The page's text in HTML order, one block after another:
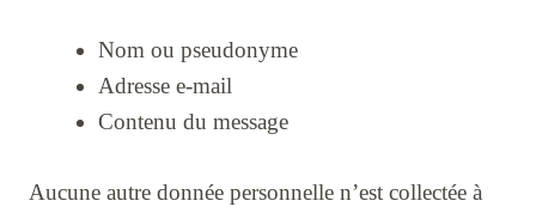
Nom ou pseudonyme
Adresse e-mail
Contenu du message
Aucune autre donnée personnelle n’est collectée à